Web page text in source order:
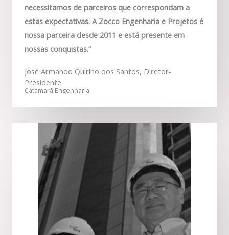
necessitamos de parceiros que correspondam a
estas expectativas. A Zocco Engenharia e Projetos é
nossa parceira desde 2011 e está presente em
nossas conquistas.”
José Armando Quirino dos Santos, Diretor-
Presidente
Catamarã Engenharia